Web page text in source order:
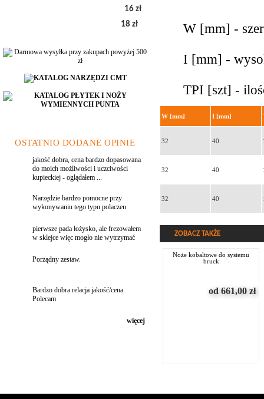
16 zł
18 zł
OSTATNIO DODANE OPINIE
jakość dobra, cena bardzo dopasowana
do moich możliwości i uczciwości
kupieckiej - oglądałem ...
Narzędzie bardzo pomocne przy
wykonywaniu tego typu polaczen
pierwsze pada łożysko, ale frezowałem
w sklejce więc mogło nie wytrzymać
Porządny zestaw.
Bardzo dobra relacja jakość/cena.
Polecam
więcej
W [mm] -
I [mm] -
TPI [szt] -
W [mm] I [mm]
32 40
32 40
32 40
ZOBACZ TAKŻE
noże kobaltowe do systemu
bruck
od 661,00 zł